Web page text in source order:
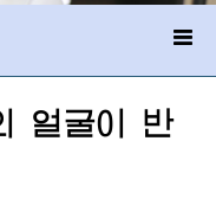
얼굴이 반